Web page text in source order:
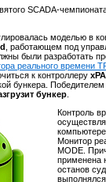
SCADA-
моделью в
, работающем под
были разработать
реального времени
к контроллеру
бункера. Победителем
бункер
Контроль
Монитор
MODE.
применена
останов